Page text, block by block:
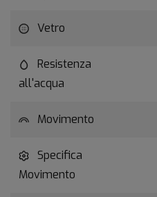
Vetro
Resistenza
all'acqua
Movimento
Specifica
Movimento